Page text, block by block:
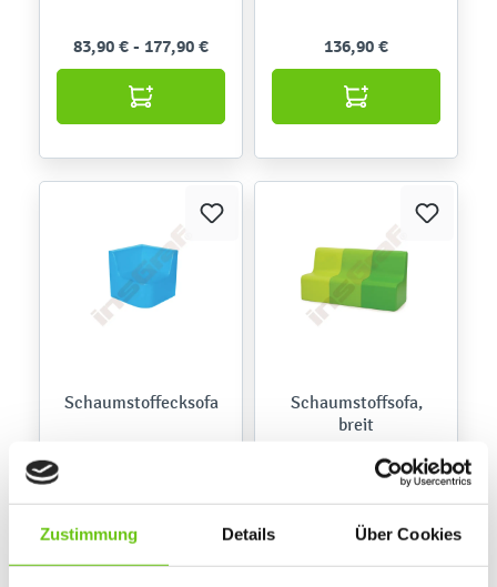
Zustimmung Details Über Cookies
83,90 € - 177,90 € 136,90 €
Schaumstoffecksofa
Schaumstoffsofa,
breit